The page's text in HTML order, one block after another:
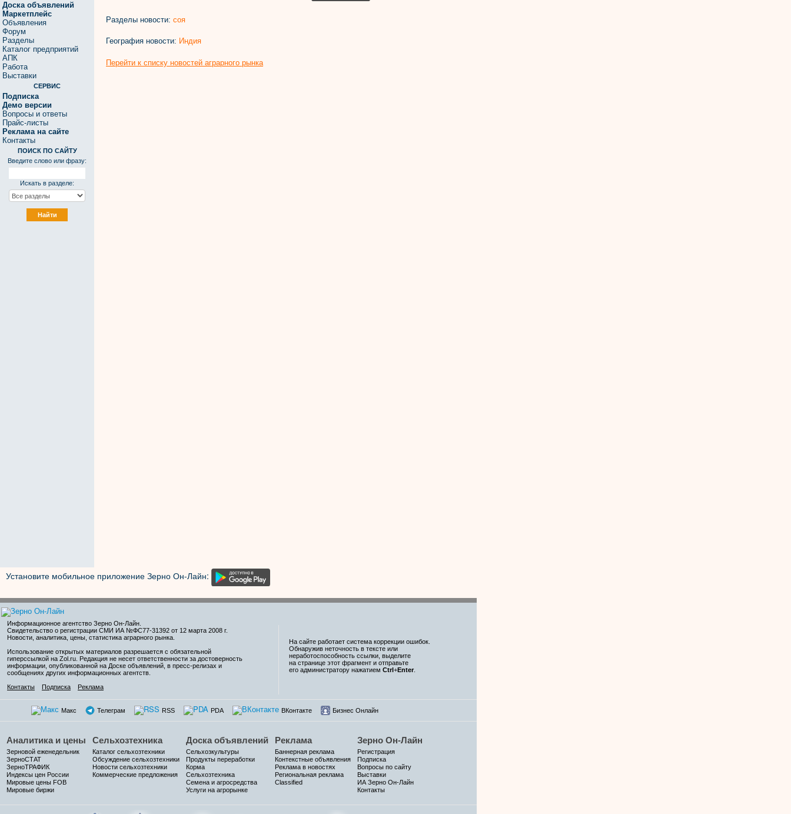
Доска объявлений
Маркетплейс
Объявления
Форум
Разделы
Каталог предприятий
АПК
Работа
Выставки
СЕРВИС
Подписка
Демо версии
Вопросы и ответы
Прайс-листы
Реклама на сайте
Контакты
ПОИСК ПО САЙТУ
Введите слово или фразу:
Искать в разделе:
Разделы новости: соя
География новости: Индия
Перейти к списку новостей аграрного рынка
Установите мобильное приложение Зерно Он-Лайн:
Информационное агентство Зерно Он-Лайн
Свидетельство о регистрации СМИ ИА №ФС77-31392 от 12 марта 2008 г.
Новости, аналитика, цены, статистика аграрного рынка.
Использование открытых материалов разрешается с обязательной
гиперссылкой на Zol.ru. Редакция не несет ответственности за достоверность
информации, опубликованной на Доске объявлений, в пресс-релизах и
сообщениях других информационных агентств.
Контакты
Подписка Реклама
На сайте работает система коррекции ошибок.
Обнаружив неточность в тексте или
неработоспособность ссылки, выделите
на странице этот фрагмент и отправьте
его администратору нажатием Ctrl+Enter
Макс Телеграм RSS PDA ВКонтакте Бизнес Онлайн
Аналитика и цены
Зерновой еженедельник
ЗерноСТАТ
ЗерноТРАФИК
Индексы цен России
Мировые цены FOB
Мировые биржи
Сельхозтехника
Каталог сельхозтехники
Обсуждение сельхозтехники
Новости сельхозтехники
Коммерческие предложения
Доска объявлений
Сельхозкультуры
Продукты переработки
Корма
Сельхозтехника
Семена и агросредства
Услуги на агрорынке
Реклама
Баннерная реклама
Контекстные объявления
Реклама в новостях
Региональная реклама
Classified
Зерно Он-Лайн
Регистрация
Подписка
Вопросы по сайту
Выставки
ИА Зерно Он-Лайн
Контакты